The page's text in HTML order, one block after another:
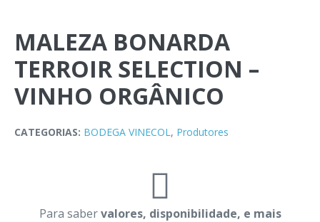
MALEZA BONARDA
TERROIR SELECTION –
VINHO ORGÂNICO
CATEGORIAS: BODEGA VINECOL, Produtores
Para sabervalores, disponibilidade, e mais